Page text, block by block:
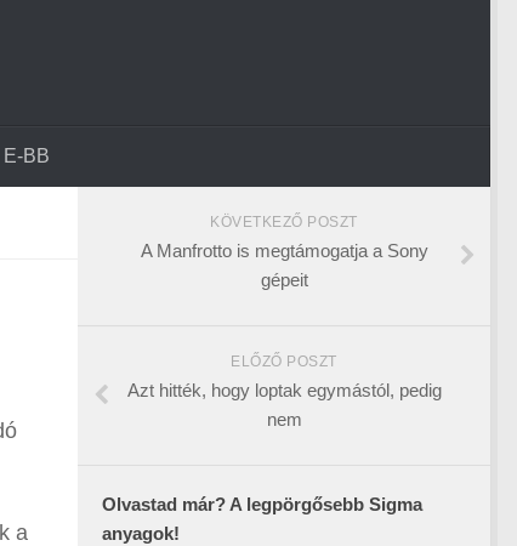
E-BB
a
KÖVETKEZŐ POSZT
A Manfrotto is megtámogatja a Sony
gépeit
ELŐZŐ POSZT
Azt hitték, hogy loptak egymástól, pedig
nem
Olvastad már? A legpörgősebb Sigma
anyagok!